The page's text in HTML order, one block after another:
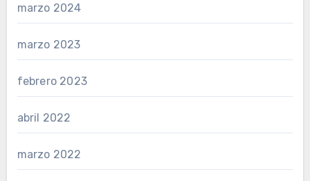
marzo 2024
marzo 2023
febrero 2023
abril 2022
marzo 2022